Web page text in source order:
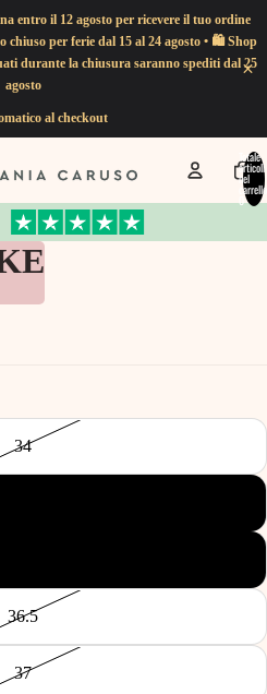
entro il 12 agosto per ricevere il tuo ordine
chiuso per ferie dal 15 al 24 agosto • 🛍️ Shop
durante la chiusura saranno spediti dal 25
agosto
al checkout
Totale
articoli
nel
0
34
36.5
37